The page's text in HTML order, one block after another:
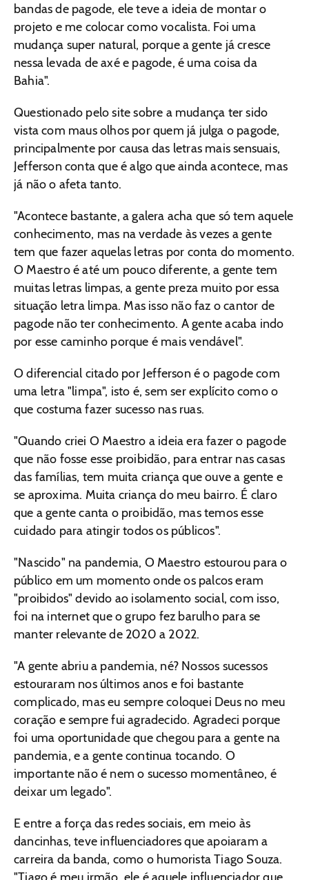
bandas de pagode, ele teve a ideia de montar o
projeto e me colocar como vocalista. Foi uma
mudança super natural, porque a gente já cresce
nessa levada de axé e pagode, é uma coisa da
Bahia".
Questionado pelo site sobre a mudança ter sido
vista com maus olhos por quem já julga o pagode,
principalmente por causa das letras mais sensuais,
Jefferson conta que é algo que ainda acontece, mas
já não o afeta tanto.
"Acontece bastante, a galera acha que só tem aquele
conhecimento, mas na verdade às vezes a gente
tem que fazer aquelas letras por conta do momento.
O Maestro é até um pouco diferente, a gente tem
muitas letras limpas, a gente preza muito por essa
situação letra limpa. Mas isso não faz o cantor de
pagode não ter conhecimento. A gente acaba indo
por esse caminho porque é mais vendável".
O diferencial citado por Jefferson é o pagode com
uma letra "limpa", isto é, sem ser explícito como o
que costuma fazer sucesso nas ruas.
"Quando criei O Maestro a ideia era fazer o pagode
que não fosse esse proibidão, para entrar nas casas
das famílias, tem muita criança que ouve a gente e
se aproxima. Muita criança do meu bairro. É claro
que a gente canta o proibidão, mas temos esse
cuidado para atingir todos os públicos".
"Nascido" na pandemia, O Maestro estourou para o
público em um momento onde os palcos eram
"proibidos" devido ao isolamento social, com isso,
foi na internet que o grupo fez barulho para se
manter relevante de 2020 a 2022.
"A gente abriu a pandemia, né? Nossos sucessos
estouraram nos últimos anos e foi bastante
complicado, mas eu sempre coloquei Deus no meu
coração e sempre fui agradecido. Agradeci porque
foi uma oportunidade que chegou para a gente na
pandemia, e a gente continua tocando. O
importante não é nem o sucesso momentâneo, é
deixar um legado".
E entre a força das redes sociais, em meio às
dancinhas, teve influenciadores que apoiaram a
carreira da banda, como o humorista Tiago Souza.